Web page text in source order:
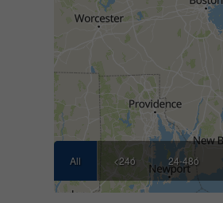
All <24ó 24-48ó